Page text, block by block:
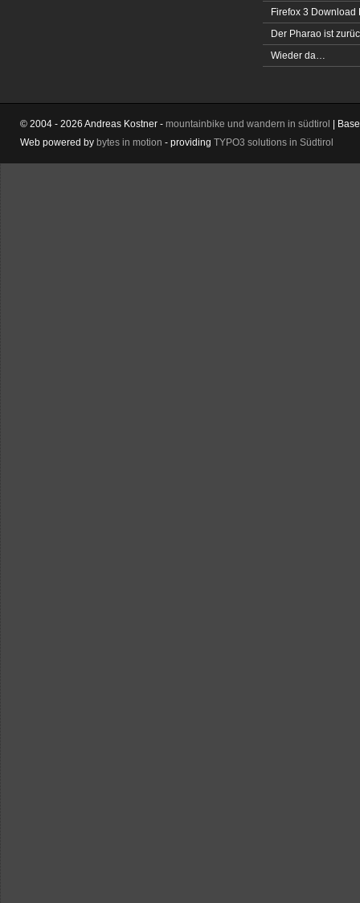
Firefox 3 Download
Der Pharao ist
Wieder da…
© 2004 - 2026 Andreas Kostner - mountainbike und wandern in südtirol |
Web powered by bytes in motion - providing TYPO3 solutions in Südtirol